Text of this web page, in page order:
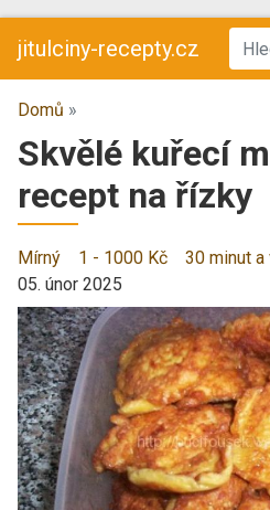
jitulciny-recepty.cz
Domů »
Skvělé kuřecí
recept na řízky
Mírný 1 - 1000 Kč
30 minut a
05. únor 2025